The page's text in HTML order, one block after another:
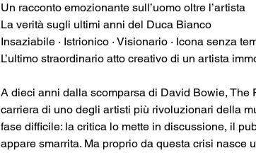
Un racconto emozionante sull’uomo oltre l’artista
La verità sugli ultimi anni del Duca Bianco
Insaziabile · Istrionico · Visionario · Icona senza
L’ultimo straordinario atto creativo di un artista
A dieci anni dalla scomparsa di David Bowie, The
carriera di uno degli artisti più rivoluzionari della
fase difficile: la critica lo mette in discussione, il
appare smarrita. Ma proprio da questa crisi nasce